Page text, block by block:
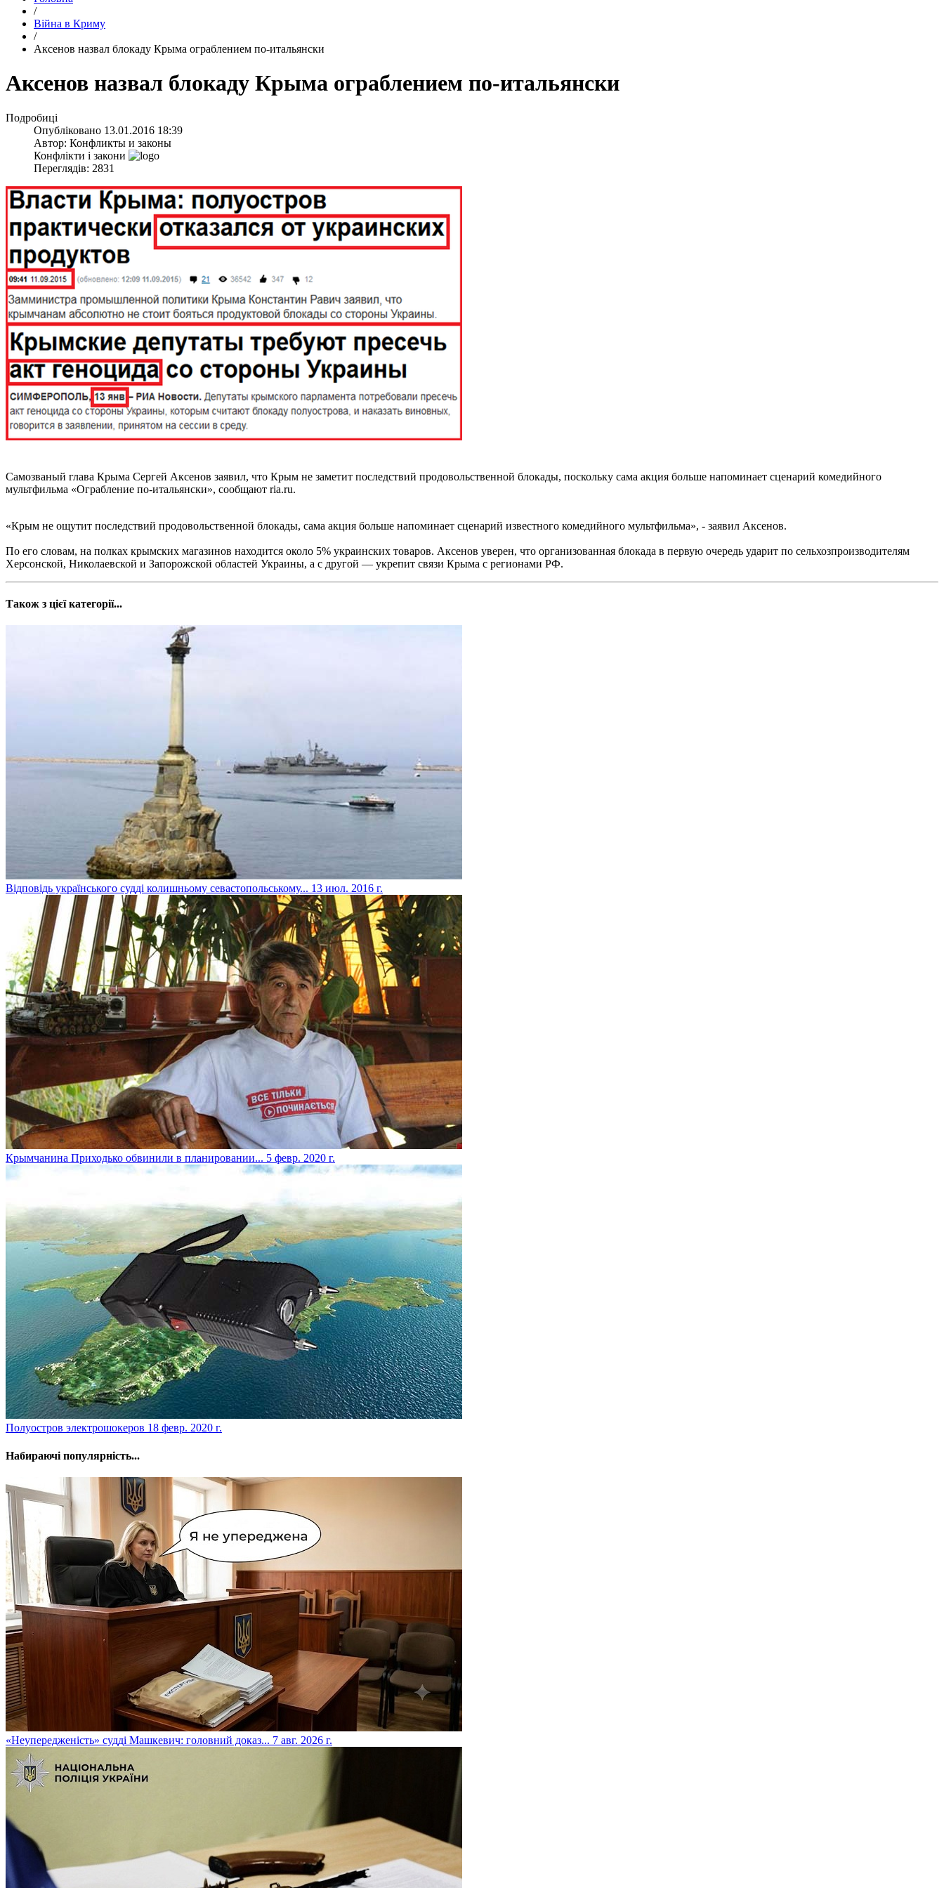
/
Війна в Криму
/
Аксенов назвал блокаду Крыма ограблением по-итальянски
Аксенов назвал блокаду Крыма ограблением по-итальянски
Подробиці
Опубліковано 13.01.2016 18:39
Автор: Конфликты и законы
Конфлікти і закони
Переглядів: 2831
Самозваный глава Крыма Сергей Аксенов заявил, что Крым не заметит последствий продовольственной блокады, поскольку сама акция больше напоминает сценарий комедийного
мультфильма «Ограбление по-итальянски», сообщают ria.ru.
«Крым не ощутит последствий продовольственной блокады, сама акция больше напоминает сценарий известного комедийного мультфильма», - заявил Аксенов.
По его словам, на полках крымских магазинов находится около 5% украинских товаров. Аксенов уверен, что организованная блокада в первую очередь ударит по сельхозпроизводителям
Херсонской, Николаевской и Запорожской областей Украины, а с другой — укрепит связи Крыма с регионами РФ.
Також з цієї категорії...
Відповідь українського судді колишньому севастопольському... 13 июл. 2016 г.
​Крымчанина Приходько обвинили в планировании... 5 февр. 2020 г.
​Полуостров электрошокеров 18 февр. 2020 г.
Набираючі популярність...
​«Неупередженість» судді Машкевич: головний доказ... 7 авг. 2026 г.